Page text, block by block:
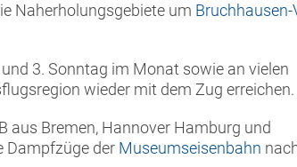
Naherholungsgebiete um Bruchhausen-
3. Sonntag im Monat sowie an vielen
wieder mit dem Zug erreichen.
aus Bremen, Hannover Hamburg und
Dampfzüge der Museumseisenbahn